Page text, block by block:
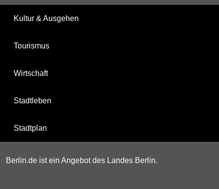
Kultur & Ausgehen
Tourismus
Wirtschaft
Stadtleben
Stadtplan
Berlin.de ist ein Angebot des Landes Berlin.